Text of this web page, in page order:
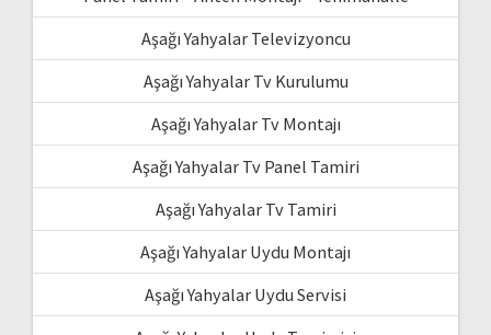
Aşağı Yahyalar Televizyoncu
Aşağı Yahyalar Tv Kurulumu
Aşağı Yahyalar Tv Montajı
Aşağı Yahyalar Tv Panel Tamiri
Aşağı Yahyalar Tv Tamiri
Aşağı Yahyalar Uydu Montajı
Aşağı Yahyalar Uydu Servisi